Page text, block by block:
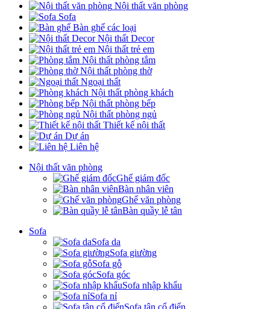
Nội thất văn phòng
Sofa
Bàn ghế các loại
Nội thất Decor
Nội thất trẻ em
Nội thất phòng tắm
Nội thất phòng thờ
Ngoại thất
Nội thất phòng khách
Nội thất phòng bếp
Nội thất phòng ngủ
Thiết kế nội thất
Dự án
Liên hệ
Nội thất văn phòng
Ghế giám đốc
Bàn nhân viên
Ghế văn phòng
Bàn quầy lễ tân
Sofa
Sofa da
Sofa giường
Sofa gỗ
Sofa góc
Sofa nhập khẩu
Sofa nỉ